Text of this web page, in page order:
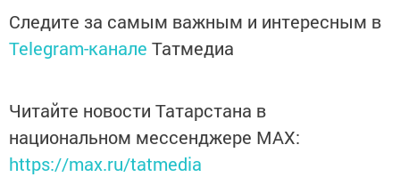
Следите за самым важным и интересным в
Telegram-канале Татмедиа
Читайте новости Татарстана в
национальном мессенджере MАХ:
https://max.ru/tatmedia